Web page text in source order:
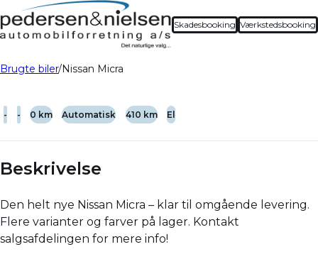
Skadesbooking Værkstedsbooking
Brugte biler Nissan Micra
- - 0 km Automatisk 410 km El
Beskrivelse
Den helt nye Nissan Micra – klar til omgående levering.
Flere varianter og farver på lager. Kontakt
salgsafdelingen for mere info!